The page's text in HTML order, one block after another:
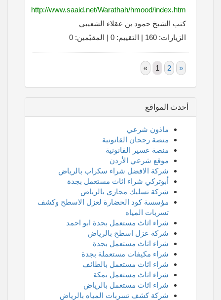
http://www.saaid.net/Warathah/hmood/index.htm
كتب الشيخ حمود بن عقلاء الشعيبي
الزيارات: 160 | التقييم: 0 | المقيّمين: 0
« 1 2 »
أحدث المواقع
ماذون شرعي
منصة رجحان القانونية
منصة عسير القانونية
موقع شرعي الأردن
شركة الافضل شراء سكراب بالرياض
أبوتركي شراء اثاث مستعمل بجدة
شركة تسليك مجاري بالرياض
مؤسسة كود الحضارة لعزل الاسطح وكشف
تسربات المياه
شراء اثاث مستعمل بجدة ابو احمد
شركة عزل اسطح بالرياض
شراء اثاث مستعمل بجدة
شراء مكيفات مستعملة بجدة
شراء اثاث مستعمل بالطائف
شراء اثاث مستعمل بمكة
شراء اثاث مستعمل بالرياض
شركة كشف تسربات المياه بالرياض